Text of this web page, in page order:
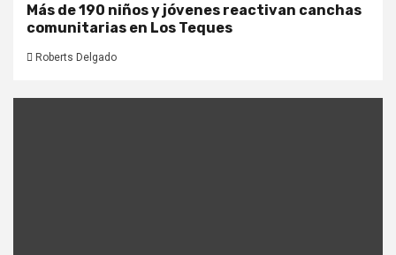
Más de 190 niños y jóvenes reactivan canchas
comunitarias en Los Teques
Roberts Delgado